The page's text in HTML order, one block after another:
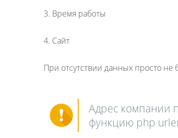
3. Время работы
4. Сайт
При отсутствии данных просто
Адрес компании
функцию php